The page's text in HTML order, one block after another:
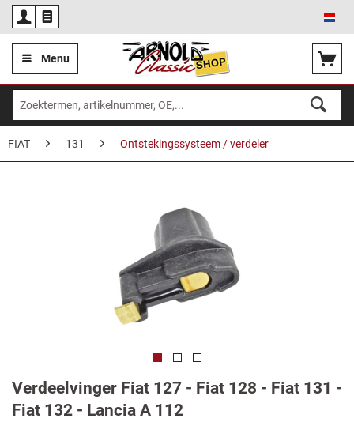
Menu
FIAT 131 Ontstekingssysteem / verdeler
Verdeelvinger Fiat 127 - Fiat 128 - Fiat 131 -
Fiat 132 - Lancia A 112